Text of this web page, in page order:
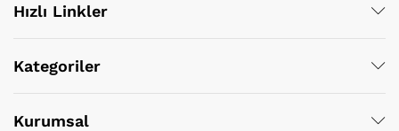
Hızlı Linkler
Kategoriler
Kurumsal